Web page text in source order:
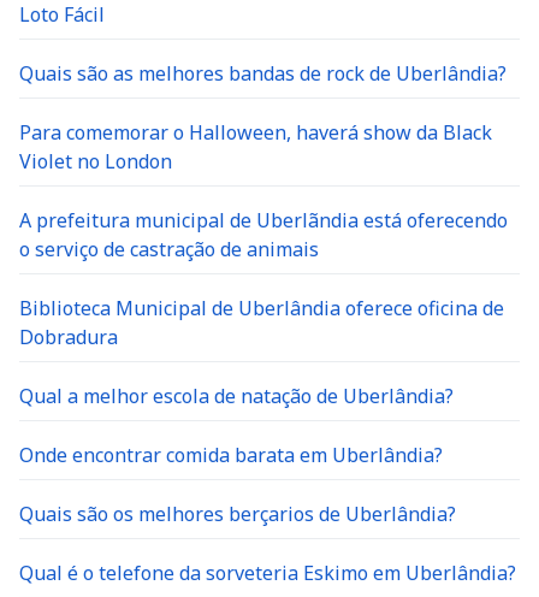
Loto Fácil
Quais são as melhores bandas de rock de Uberlândia?
Para comemorar o Halloween, haverá show da Black
Violet no London
A prefeitura municipal de Uberlãndia está oferecendo
o serviço de castração de animais
Biblioteca Municipal de Uberlândia oferece oficina de
Dobradura
Qual a melhor escola de natação de Uberlândia?
Onde encontrar comida barata em Uberlândia?
Quais são os melhores berçarios de Uberlândia?
Qual é o telefone da sorveteria Eskimo em Uberlândia?